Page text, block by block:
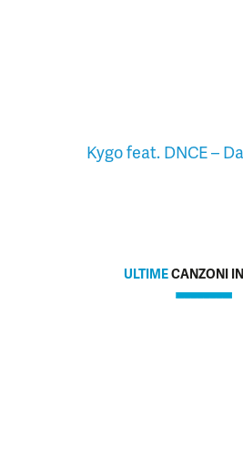
Kygo feat. DNCE –
ULTIMECANZONI